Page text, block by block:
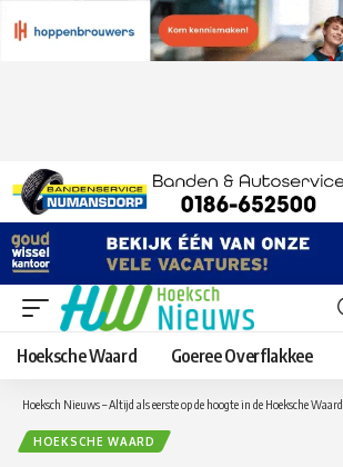
Hoeksche Waard Goeree Overflakkee
Hoeksch Nieuws – Altijd als eerste op de hoogte in de Hoeksche Waard
HOEKSCHE WAARD